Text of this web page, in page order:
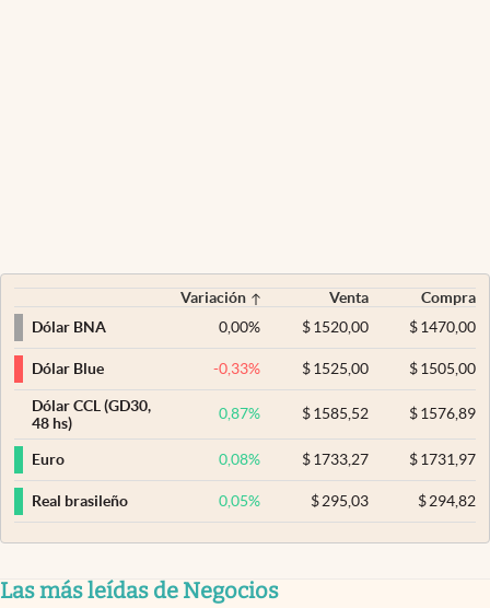
Variación Venta
Compra
Dólar BNA
0,00% $ 1520,00 $1470,00
Dólar Blue -0,33% $ 1525,00 $1505,00
Dólar CCL (GD30,
48 hs)
0,87% $ 1585,52 $1576,89
Euro 0,08% $ 1733,27 $1731,97
Real brasileño 0,05% $ 295,03 $294,82
Las más leídas de Negocios